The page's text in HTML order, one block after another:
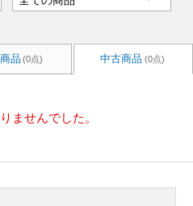
品 (0点) 中古商品 (0点)
ませんでした。